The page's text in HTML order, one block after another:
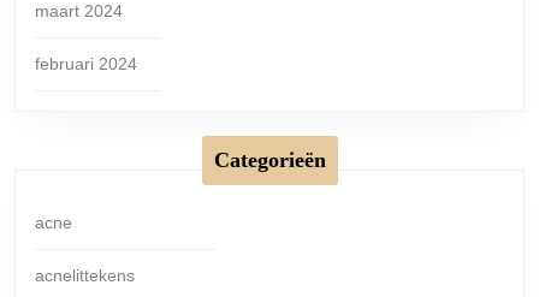
maart 2024
februari 2024
Categorieën
acne
acnelittekens